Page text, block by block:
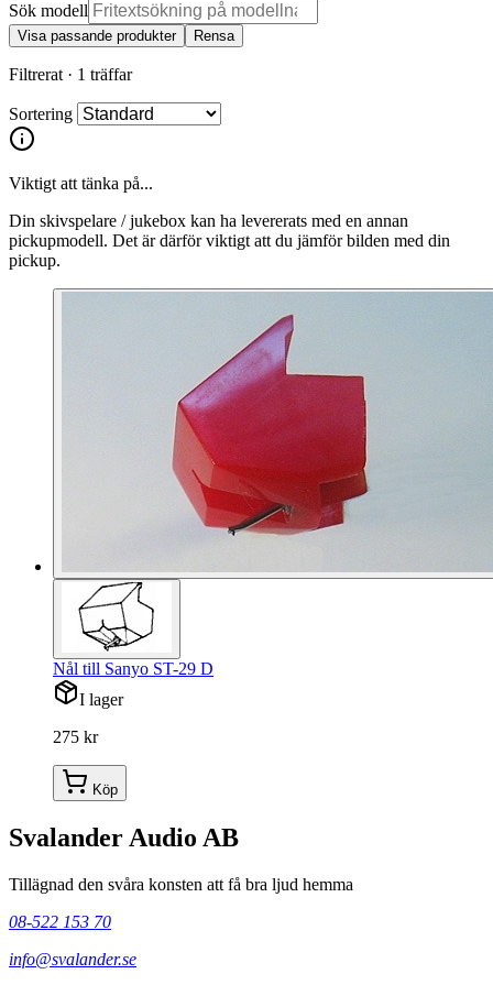
Sök modell
Visa passande produkter Rensa
Filtrerat · 1 träffar
Sortering
Viktigt att tänka på...
Din skivspelare / jukebox kan ha levererats med en annan
pickupmodell. Det är därför viktigt att du jämför bilden med din
pickup.
Nål till Sanyo ST-29 D
I lager
275 kr
Köp
Svalander Audio AB
Tillägnad den svåra konsten att få bra ljud hemma
08-522 153 70
info@svalander.se